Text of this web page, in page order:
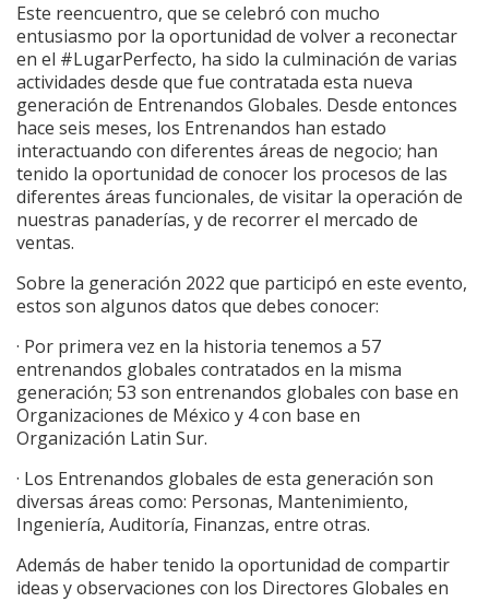
Este reencuentro, que se celebró con mucho
entusiasmo por la oportunidad de volver a reconectar
en el #LugarPerfecto, ha sido la culminación de varias
actividades desde que fue contratada esta nueva
generación de Entrenandos Globales. Desde entonces
hace seis meses, los Entrenandos han estado
interactuando con diferentes áreas de negocio; han
tenido la oportunidad de conocer los procesos de las
diferentes áreas funcionales, de visitar la operación de
nuestras panaderías, y de recorrer el mercado de
ventas.
Sobre la generación 2022 que participó en este evento,
estos son algunos datos que debes conocer:
· Por primera vez en la historia tenemos a 57
entrenandos globales contratados en la misma
generación; 53 son entrenandos globales con base en
Organizaciones de México y 4 con base en
Organización Latin Sur.
· Los Entrenandos globales de esta generación son
diversas áreas como: Personas, Mantenimiento,
Ingeniería, Auditoría, Finanzas, entre otras.
Además de haber tenido la oportunidad de compartir
ideas y observaciones con los Directores Globales en